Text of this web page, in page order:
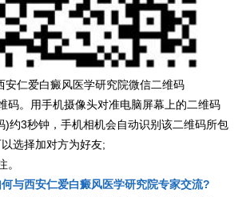
仁爱白癜风医学研究院微信二维码
。用手机摄像头对准电脑屏幕上的二维码
)约3秒钟，手机相机会自动识别该二维码所包
选择加对方为好友;
与西安仁爱白癜风医学研究院专家交流?